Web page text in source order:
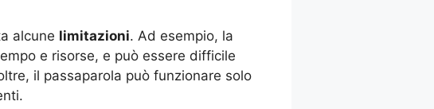
alcune limitazioni. Ad esempio, la
e risorse, e può essere difficile
il passaparola può funzionare solo